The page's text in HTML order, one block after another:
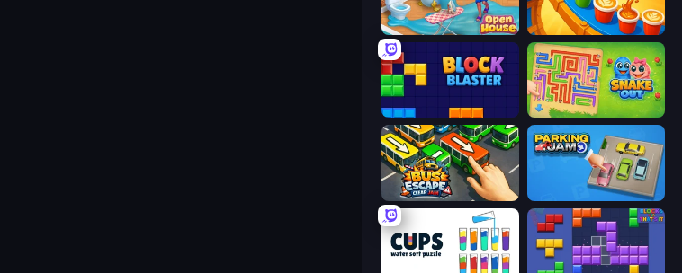
Open House Coffee Color Blocks
Block Blaster Snake Out: Maze Escape
Bus Escape: Clear Jam